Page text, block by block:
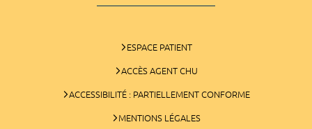
ESPACE PATIENT
ACCÈS AGENT CHU
ACCESSIBILITÉ : PARTIELLEMENT CONFORME
MENTIONS LÉGALES